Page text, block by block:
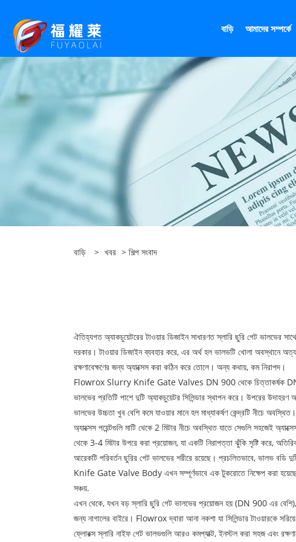
বাড়ি আমাদের সম্পর্কে
বাড়ি > খবর > শিল্প সংবাদ
ঐতিহ্যগত অ্যাকচুয়েটরের টাওয়ার ডিজাইন সাধারণত স্লারি ছুরি গেট
দরকার। টাওয়ার ডিজাইন ব্যবহার করে, এর অর্থ হল ভালভটি খোলা অবস্থানে
রক্ষণাবেক্ষণের জন্য অ্যাক্সেস করা কঠিন করে তোলে। অন্য কথায়, কম নিরাপদ।
Flowrox Slurry Knife Gate Valves DN 900 থেকে চিত্তাকর্ষক DN 1500
ভালভের প্রতিটি পাশে দুটি অ্যাকচুয়েটর সিলিন্ডার স্থাপন করে। উপরের
ভালভের উচ্চতা খুব বেশি কমে যাওয়ার মানে হল মাধ্যাকর্ষণ কেন্দ্রটি নীচে
অ্যাক্সেস পয়েন্টগুলি মাটি থেকে 2 মিটার নীচে অবস্থিত যাতে সেগুলি সহজেই
থেকে 3-4 মিটার উপরে করা প্রয়োজন, যা একটি নিরাপত্তা ঝুঁকি সৃষ্টি করে,
আরেকটি পরিবর্তন ছুরির গেট ভালভের শরীরে রয়েছে। প্রচলিতভাবে, ভালভ
Knife Gate Valve Body এখন সম্পূর্ণভাবে এক টুকরোতে নিক্ষেপ করা হয়েছে।
সঞ্চয়.
এখন থেকে, যখন বড় স্লারি ছুরি গেট ভালভের প্রয়োজন হয় (DN 900 এর বেশি),
জন্য নাগালের বাইরে। Flowrox দ্বারা আনা নকশা যা সিলিন্ডার টাওয়ারকে
ফ্লোরক্স স্লারি নাইফ গেট ভালভগুলি আরও কমপ্যাক্ট, ইনস্টল করা সহজ এবং